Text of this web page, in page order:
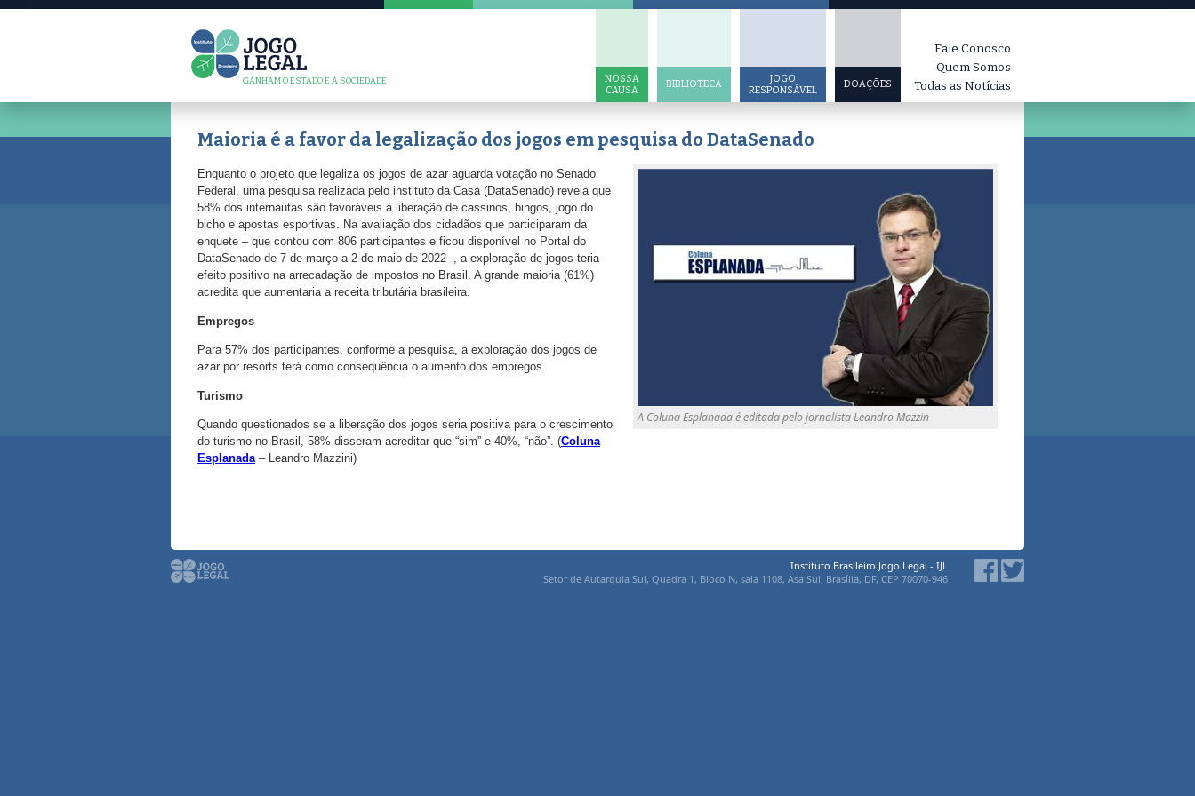
Fale Conosco
Quem Somos
Todas as Notícias
DOAÇÕES
JOGO
RESPONSÁVEL
BIBLIOTECA
NOSSA
CAUSA
GANHAM O ESTADO E A SOCIEDADE
Maioria é a favor da legalização dos jogos em pesquisa do DataSenado
A Coluna Esplanada é editada pelo jornalista Leandro Mazzin
Enquanto o projeto que legaliza os jogos de azar aguarda votação no Senado
Federal, uma pesquisa realizada pelo instituto da Casa (DataSenado) revela que
58% dos internautas são favoráveis à liberação de cassinos, bingos, jogo do
bicho e apostas esportivas. Na avaliação dos cidadãos que participaram da
enquete – que contou com 806 participantes e ficou disponível no Portal do
DataSenado de 7 de março a 2 de maio de 2022 -, a exploração de jogos teria
efeito positivo na arrecadação de impostos no Brasil. A grande maioria (61%)
acredita que aumentaria a receita tributária brasileira.
Empregos
Para 57% dos participantes, conforme a pesquisa, a exploração dos jogos de
azar por resorts terá como consequência o aumento dos empregos.
Turismo
Quando questionados se a liberação dos jogos seria positiva para o crescimento
do turismo no Brasil, 58% disseram acreditar que “sim” e 40%, “não”. (Coluna
Esplanada– Leandro Mazzini)
Instituto Brasileiro Jogo Legal - IJL
Setor de Autarquia Sul, Quadra 1, Bloco N, sala 1108, Asa Sul, Brasília, DF, CEP 70070-946